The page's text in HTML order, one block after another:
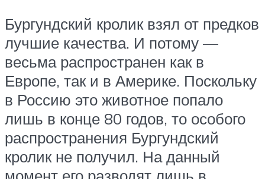
Бургундский кролик взял от предков
лучшие качества. И потому —
весьма распространен как в
Европе, так и в Америке. Поскольку
в Россию это животное попало
лишь в конце 80 годов, то особого
распространения Бургундский
кролик не получил. На данный